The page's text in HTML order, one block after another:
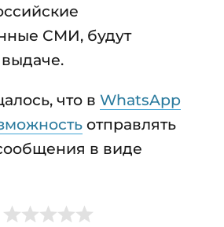
СМИ, будут
что в WhatsApp
отправлять
в виде